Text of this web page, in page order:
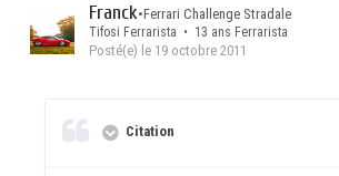
Franck•Ferrari Challenge Stradale
Tifosi Ferrarista • 13 ans Ferrarista
Posté(e) le 19 octobre 2011
Citation